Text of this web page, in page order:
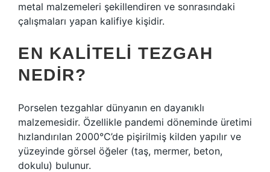
metal malzemeleri şekillendiren ve sonrasındaki
çalışmaları yapan kalifiye kişidir.
EN KALITELI TEZGAH
NEDIR?
Porselen tezgahlar dünyanın en dayanıklı
malzemesidir. Özellikle pandemi döneminde üretimi
hızlandırılan 2000°C’de pişirilmiş kilden yapılır ve
yüzeyinde görsel öğeler (taş, mermer, beton,
dokulu) bulunur.